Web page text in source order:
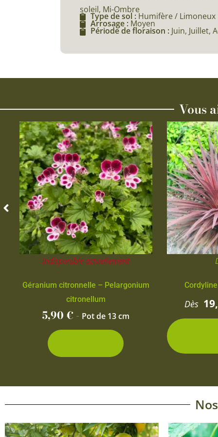
soleil, Mi-Ombre
Type de sol : Humifère / Limoneux
Arrosage : Moyen
Période de floraison : Juin, Juillet,
Vous
Indisponible actuellement
Géranium citronnelle – Pelargonium
citronellum
5,90€ - Pot de 13 cm
Dès